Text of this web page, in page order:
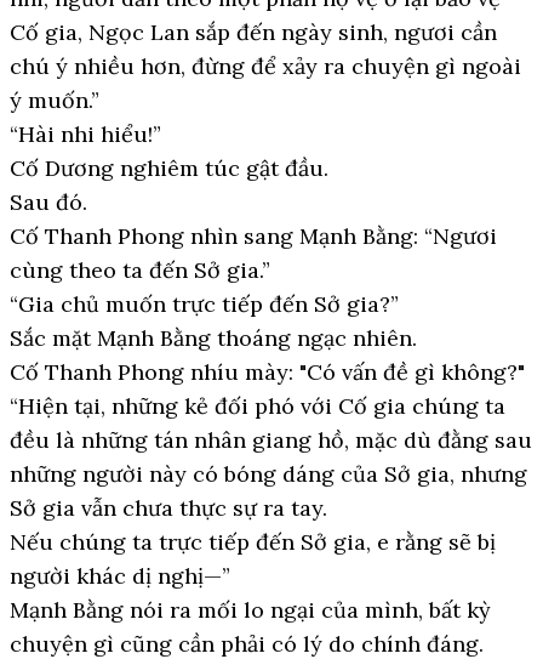
Cố gia, Ngọc Lan sắp đến ngày sinh, ngươi cần
chú ý nhiều hơn, đừng để xảy ra chuyện gì ngoài
ý muốn.”
“Hài nhi hiểu!”
Cố Dương nghiêm túc gật đầu.
Sau đó.
Cố Thanh Phong nhìn sang Mạnh Bằng: “Ngươi
cùng theo ta đến Sở gia.”
“Gia chủ muốn trực tiếp đến Sở gia?”
Sắc mặt Mạnh Bằng thoáng ngạc nhiên.
Cố Thanh Phong nhíu mày: "Có vấn đề gì không?"
“Hiện tại, những kẻ đối phó với Cố gia chúng ta
đều là những tán nhân giang hồ, mặc dù đằng sau
những người này có bóng dáng của Sở gia, nhưng
Sở gia vẫn chưa thực sự ra tay.
Nếu chúng ta trực tiếp đến Sở gia, e rằng sẽ bị
người khác dị nghị—”
Mạnh Bằng nói ra mối lo ngại của mình, bất kỳ
chuyện gì cũng cần phải có lý do chính đáng.